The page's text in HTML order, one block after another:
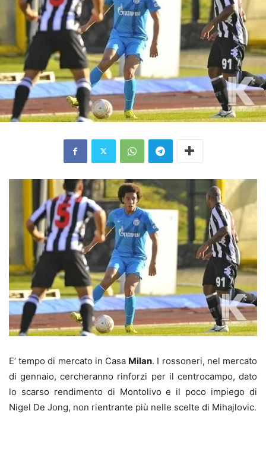
E’ tempo di mercato in Casa Milan. I rossoneri, nel mercato
di gennaio, cercheranno rinforzi per il centrocampo, dato
lo scarso rendimento di Montolivo e il poco impiego di
Nigel De Jong, non rientrante più nelle scelte di Mihajlovic.